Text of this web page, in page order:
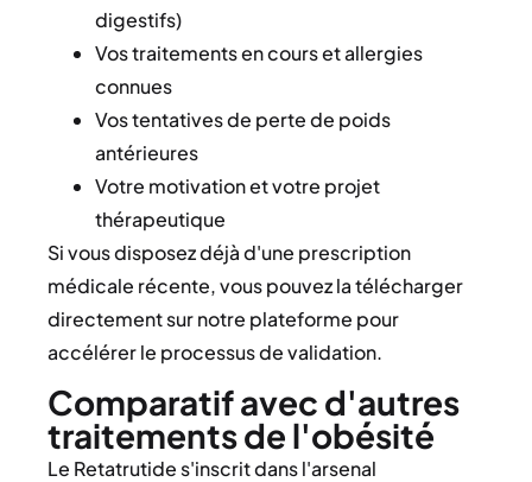
digestifs)
Vos traitements en cours et allergies
connues
Vos tentatives de perte de poids
antérieures
Votre motivation et votre projet
thérapeutique
Si vous disposez déjà d'une prescription
médicale récente, vous pouvez la télécharger
directement sur notre plateforme pour
accélérer le processus de validation.
Comparatif avec d'autres
traitements de l'obésité
Le Retatrutide s'inscrit dans l'arsenal